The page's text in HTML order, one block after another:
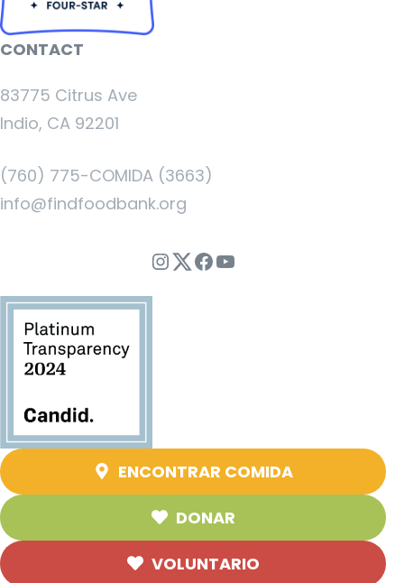
CONTACT
83775 Citrus Ave
Indio, CA 92201
(760) 775-COMIDA (3663)
info@findfoodbank.org
Instagram
Twitter
Facebook
YouTube
ENCONTRAR COMIDA
DONAR
VOLUNTARIO